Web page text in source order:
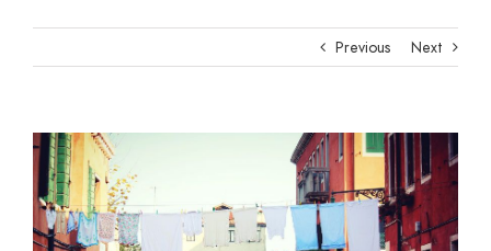
Previous Next
View
Larger
Image